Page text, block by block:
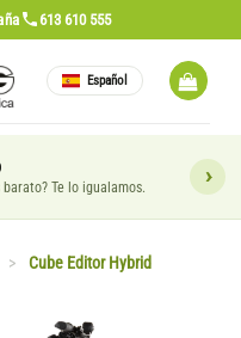
613 610 555
Español
Te lo igualamos.
> Cube Editor Hybrid